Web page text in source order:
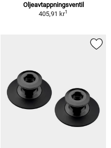
Oljeavtappningsventil
405,91 kr1